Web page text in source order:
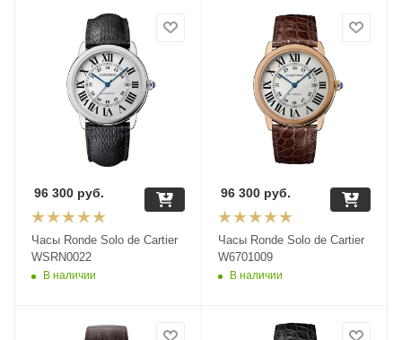
Часы Ronde Solo de Cartier
WSRN0022
В наличии
96 300 руб.
Часы Ronde Solo de Cartier
W6701009
В наличии
96 300руб.